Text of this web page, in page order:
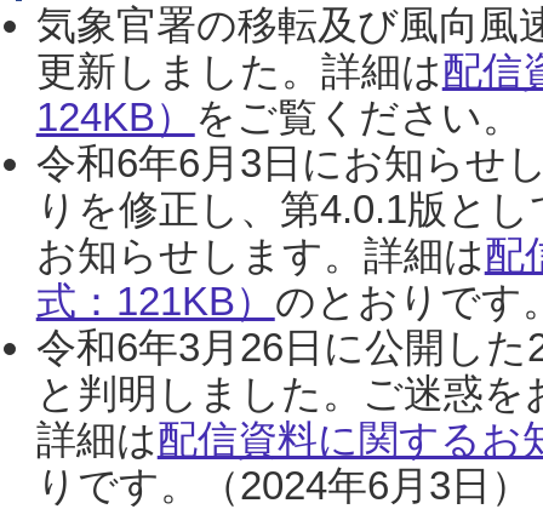
気象官署の移転及び風向風
更新しました。詳細は配信
124KB） をご覧ください。
令和6年6月3日にお知らせ
りを修正し、第4.0.1版と
お知らせします。詳細は配
式：121KB） のとおりです
令和6年3月26日に公開し
と判明しました。ご迷惑
詳細は配信資料に関するお
りです。（2024年6月3日）